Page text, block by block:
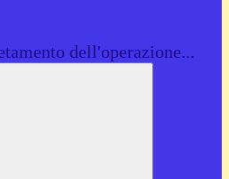
dell'operazione...